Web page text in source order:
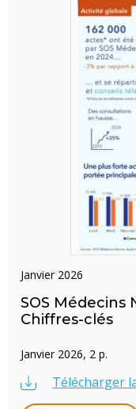
janvier 2026
SOS Médecins
Chiffres-clés
Janvier 2026, 2 p.
Télécharger